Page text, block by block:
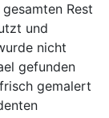
Rest
und
nicht
gefunden
gemalert